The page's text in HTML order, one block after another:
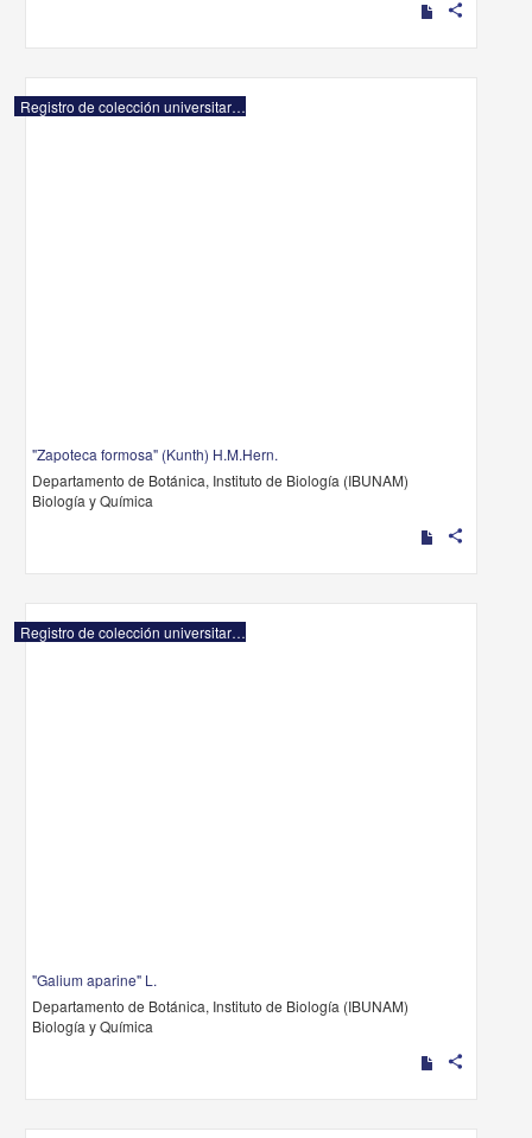
share
Registro de colección universitaria
"Zapoteca formosa" (Kunth) H.M.Hern.
Departamento de Botánica, Instituto de Biología (IBUNAM)
Biología y Química
share
Registro de colección universitaria
"Galium aparine" L.
Departamento de Botánica, Instituto de Biología (IBUNAM)
Biología y Química
share